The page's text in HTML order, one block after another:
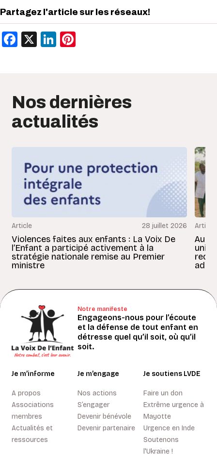
Partagez l'article sur les réseaux!
Facebook
X LinkedIn
Nos dernières
actualités
Article 28 juillet 2026
Violences faites aux enfants : La Voix De
l’Enfant a participé activement à la
stratégie nationale remise au Premier
ministre
Article
Au
Notre manifeste
Engageons-nous pour l’écoute
et la défense de tout enfant en
détresse quel qu’il soit, où qu’il
soit.
Je m’informe
A propos
Associations
membres
Actualités et
ressources
Je m’engage
Nos actions
S’engager
Devenir bénévole
Devenir partenaire
Je soutiens LVDE
Faire un don
Extrême urgence à
Mayotte
Urgence en Inde
Soutenons
l'Ukraine !